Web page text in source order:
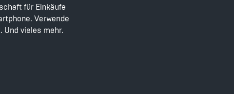
für Einkäufe
Verwende
Und vieles mehr.